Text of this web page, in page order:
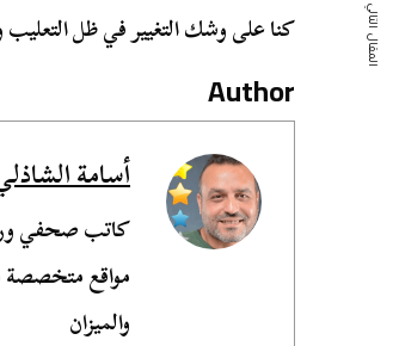
كنا على وشك التغيير في ظل
Author
أسامة
مواقع متخصصة
والميزان
المقال التالي